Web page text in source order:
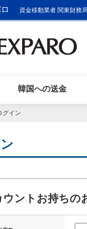
資金移動業者 関東財務
韓国への送金
グイン
ウントお持ちの